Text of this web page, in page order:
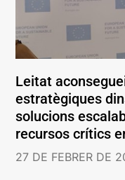
Leitat
estratègiques
solucions
recursos crítics
27 DE FEBRER DE